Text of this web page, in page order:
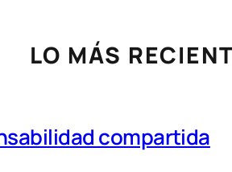
LO MÁS
compartida